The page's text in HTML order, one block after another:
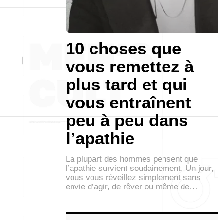
10 choses que
vous remettez à
plus tard et qui
vous entraînent
peu à peu dans
l’apathie
La plupart des hommes pensent que
l’apathie survient soudainement. Un jour,
vous vous réveillez simplement sans
envie d’agir, de rêver ou même de…